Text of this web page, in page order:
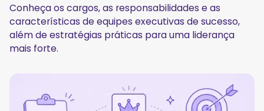
Conheça os cargos, as responsabilidades e as
características de equipes executivas de sucesso,
além de estratégias práticas para uma liderança
mais forte.